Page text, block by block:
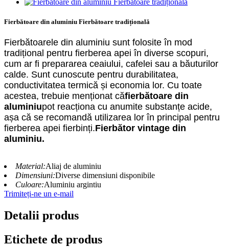
Fierbătoare din aluminiu Fierbătoare tradițională
Fierbătoarele din aluminiu sunt folosite în mod
tradițional pentru fierberea apei în diverse scopuri,
cum ar fi prepararea ceaiului, cafelei sau a băuturilor
calde. Sunt cunoscute pentru durabilitatea,
conductivitatea termică și economia lor. Cu toate
acestea, trebuie menționat căfierbătoare din
aluminiupot reacționa cu anumite substanțe acide,
așa că se recomandă utilizarea lor în principal pentru
fierberea apei fierbinți.Fierbător vintage din
aluminiu.
Material:Aliaj de aluminiu
Dimensiuni:Diverse dimensiuni disponibile
Culoare:Aluminiu argintiu
Trimiteți-ne un e-mail
Detalii produs
Etichete de produs